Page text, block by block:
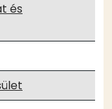
és